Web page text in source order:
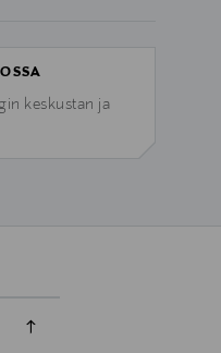
keskustan ja